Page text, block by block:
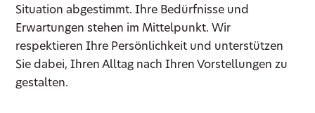
Situation abgestimmt. Ihre Bedürfnisse und
Erwartungen stehen im Mittelpunkt. Wir
respektieren Ihre Persönlichkeit und unterstützen
Sie dabei, Ihren Alltag nach Ihren Vorstellungen zu
gestalten.